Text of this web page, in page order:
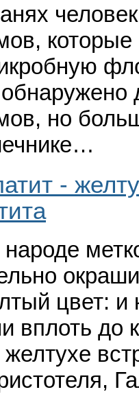
ко­торые
но
-
цвет: и
вплоть до